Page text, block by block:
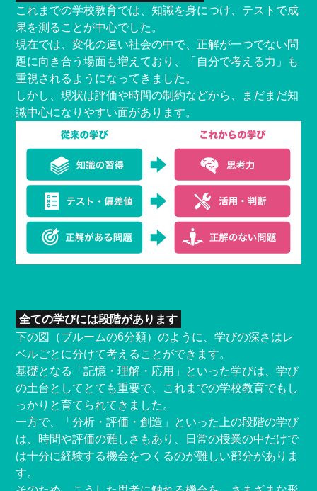
これまでの学校教育では、知識を身につけ、テストで成
果を測ることが中心でした。
現在では、変化の速い社会の中で、正解が一つでない問
題に向き合う場面も増えており、「自分で考える力」も
重視されるようになってきました。
しかし、現状は評価や時間の制約などから、まだまだ知
識中心になりやすい面があります。
全ての学びには段階があります
下の図（ブルームの6分類）のように、学びの深さはレ
ベルごとに分けて考えることができます。
基礎となる「記憶・理解・応用」といった学びは、学び
の土台としてとても重要で、これまでの学校教育でもし
っかりと育てられてきました。
一方で、「分析・評価・創造」といった上の段階の学び
は、時間や評価の難しさもあり、日常の授業の中だけで
は十分に経験する機会をつくるのが難しい部分がありま
す。